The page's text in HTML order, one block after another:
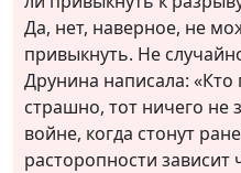
Да, нет, наверное, не
привыкнуть. Не
Друнина написала: «Кто
страшно, тот ничего не
войне, когда стонут
расторопности